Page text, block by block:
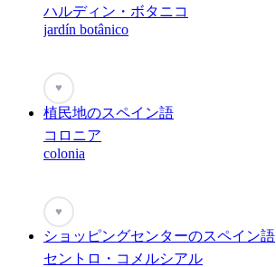
ハルディン・ボタニコ
jardín botânico
♥
植民地のスペイン語
コロニア
colonia
♥
ショッピングセンターのスペイン語
セントロ・コメルシアル